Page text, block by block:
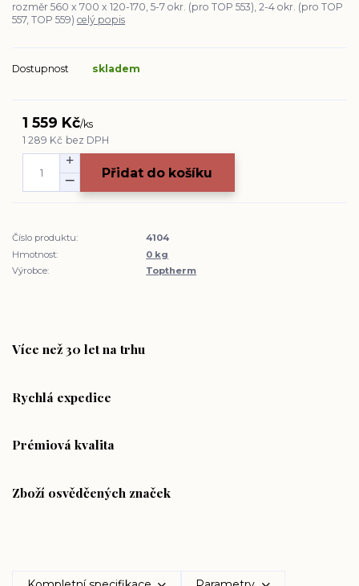
rozměr 560 x 700 x 120-170, 5-7 okr. (pro TOP 553), 2-4 okr. (pro TOP
557, TOP 559) celý popis
Dostupnost skladem
1 559 Kč/ks
1 289 Kč bez DPH
Přidat do košíku
Číslo produktu:
4104
Hmotnost:
0 kg
Výrobce:
Toptherm
Více než 30 let na trhu
Rychlá expedice
Prémiová kvalita
Zboží osvědčených značek